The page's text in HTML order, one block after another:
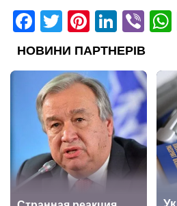
Facebook
Twitter